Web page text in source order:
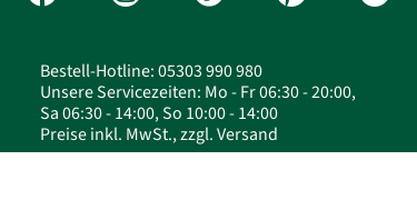
Bestell-Hotline: 05303 990 980
Unsere Servicezeiten: Mo - Fr 06:30 - 20:00,
Sa 06:30 - 14:00, So 10:00 - 14:00
Preise inkl. MwSt., zzgl. Versand